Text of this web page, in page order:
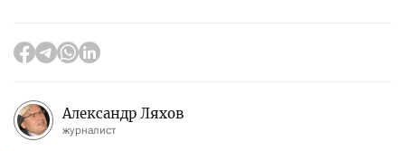
Александр Ляхов
журналист